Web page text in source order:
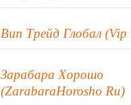
Вип Трейд Глобал
Зарабара Хорошо
(ZarabaraHorosho Ru)